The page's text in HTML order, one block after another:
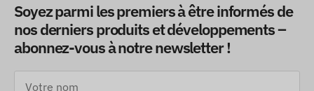
Soyez parmi les premiers à être informés de
nos derniers produits et développements –
abonnez-vous à notre newsletter !